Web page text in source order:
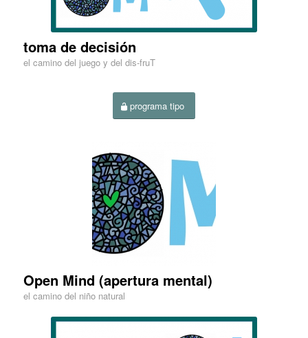
toma de decisión
el camino del juego y del dis-fruT
programa tipo
Open Mind (apertura mental)
el camino del niño natural